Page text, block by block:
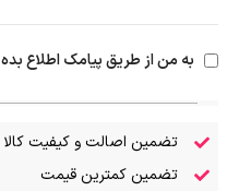
به من از طریق پیامک اطلاع بده
تضمین اصالت و کیفیت کالا
تضمین کمترین قیمت